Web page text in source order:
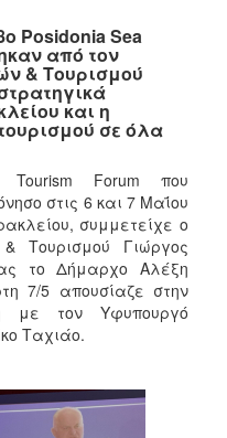
Posidonia Sea
από τον
& Τουρισμού
και η
σε όλα
Forum που
στις 6 και 7 Μαΐου
συμμετείχε ο
& Τουρισμού Γιώργος
το Δήμαρχο Αλέξη
7/5 απουσίαζε στην
με τον Υφυπουργό
Ταχιάο.